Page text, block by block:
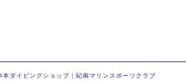
ダイビングショップ｜紀南マリンスポーツクラブ